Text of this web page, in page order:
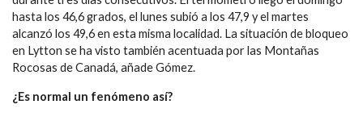
hasta los 46,6 grados, el lunes subió a los 47,9 y el martes
alcanzó los 49,6 en esta misma localidad. La situación de bloqueo
en Lytton se ha visto también acentuada por las Montañas
Rocosas de Canadá, añade Gómez.
¿Es normal un fenómeno así?